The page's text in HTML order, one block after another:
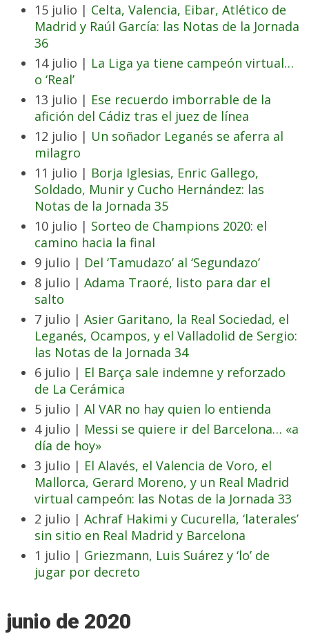
15 julio | Celta, Valencia, Eibar, Atlético de
Madrid y Raúl García: las Notas de la Jornada
36
14 julio | La Liga ya tiene campeón virtual…
o ‘Real’
13 julio | Ese recuerdo imborrable de la
afición del Cádiz tras el juez de línea
12 julio | Un soñador Leganés se aferra al
milagro
11 julio | Borja Iglesias, Enric Gallego,
Soldado, Munir y Cucho Hernández: las
Notas de la Jornada 35
10 julio | Sorteo de Champions 2020: el
camino hacia la final
9 julio | Del ‘Tamudazo’ al ‘Segundazo’
8 julio | Adama Traoré, listo para dar el
salto
7 julio | Asier Garitano, la Real Sociedad, el
Leganés, Ocampos, y el Valladolid de Sergio:
las Notas de la Jornada 34
6 julio | El Barça sale indemne y reforzado
de La Cerámica
5 julio | Al VAR no hay quien lo entienda
4 julio | Messi se quiere ir del Barcelona… «a
día de hoy»
3 julio | El Alavés, el Valencia de Voro, el
Mallorca, Gerard Moreno, y un Real Madrid
virtual campeón: las Notas de la Jornada 33
2 julio | Achraf Hakimi y Cucurella, ‘laterales’
sin sitio en Real Madrid y Barcelona
1 julio | Griezmann, Luis Suárez y ‘lo’ de
jugar por decreto
junio de 2020